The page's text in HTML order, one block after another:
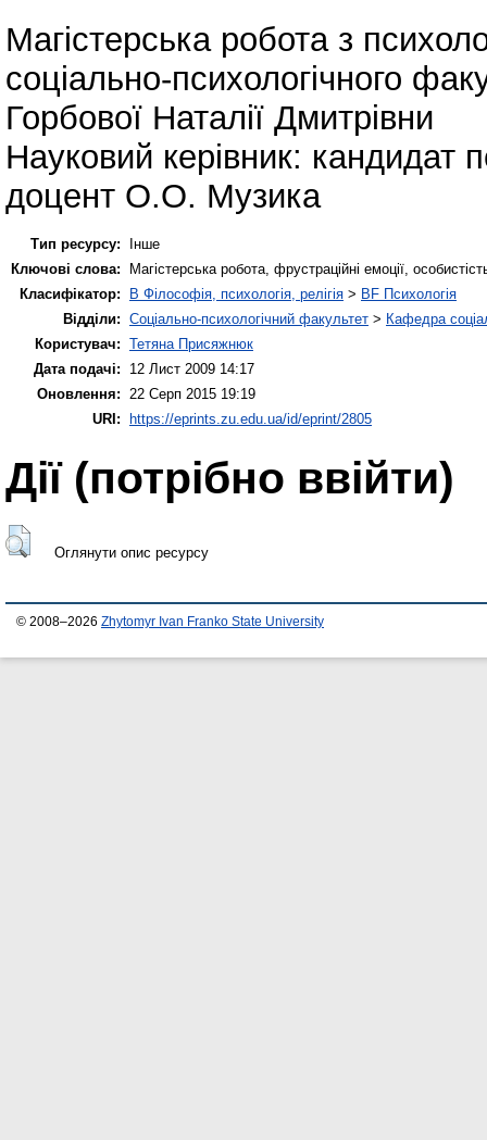
Магістерська робота з
соціально-психологічного
Горбової Наталії Дмитрівни
Науковий керівник: кандидат
доцент О.О. Музика
Тип ресурсу:
Інше
Ключові слова:
Магістерська робота, фрустраційні емоції,
Класифікатор:
B Філософія, психологія, релігія > BF Психологія
Відділи: Соціально-психологічний факультет > Кафедра
Користувач: Тетяна Присяжнюк
Дата подачі:
12 Лист 2009 14:17
Оновлення:
22 Серп 2015 19:19
URI: https://eprints.zu.edu.ua/id/eprint/2805
Дії ​​(потрібно ввійти)
Оглянути опис ресурсу
© 2008–2026 Zhytomyr Ivan Franko State University